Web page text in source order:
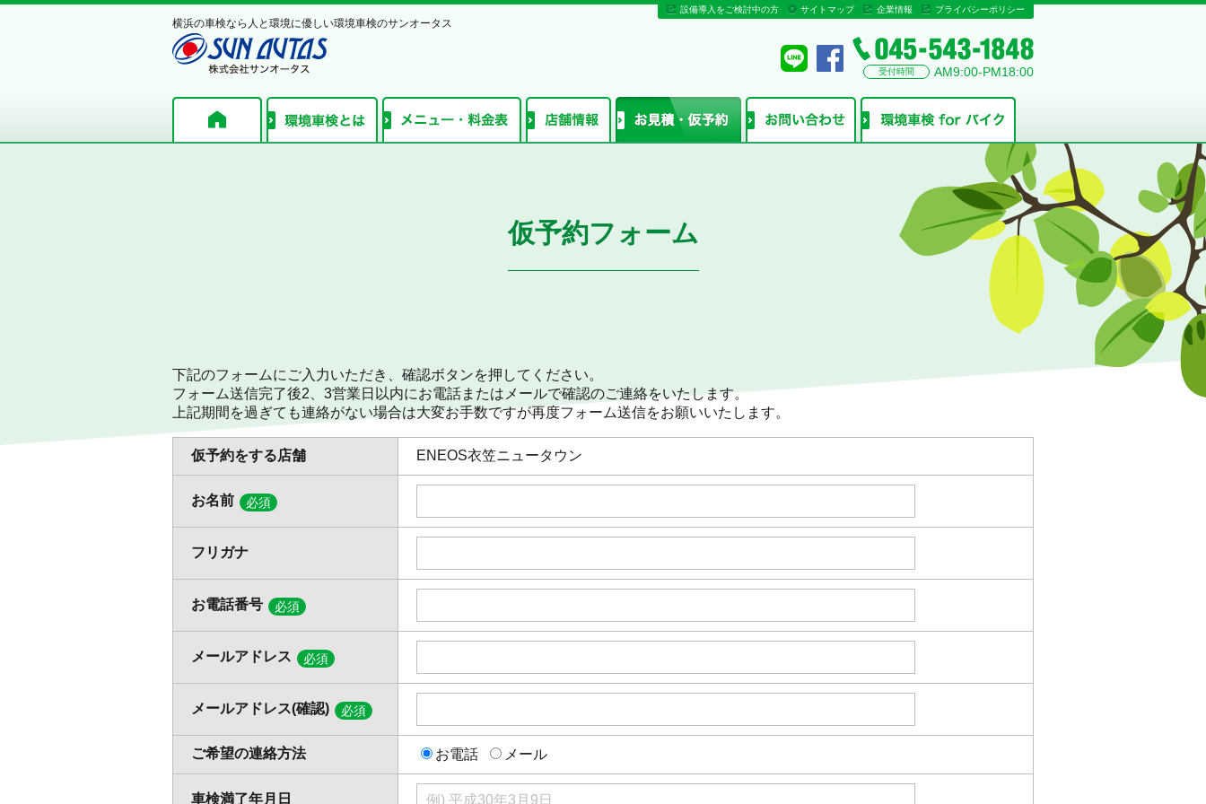
設備導入をご検討中の方 サイトマップ 企業情報 プライバシーポリシー
横浜の車検なら人と環境に優しい環境車検のサンオータス
受付時間 AM9:00-PM18:00
仮予約フォーム
下記のフォームにご入力いただき、確認ボタンを押してください。
フォーム送信完了後2、3営業日以内にお電話またはメールで確認のご連絡をいたします。
上記期間を過ぎても連絡がない場合は大変お手数ですが再度フォーム送信をお願いいたします。
仮予約をする店舗 ENEOS衣笠ニュータウン
お名前 必須
フリガナ
お電話番号 必須
メールアドレス 必須
メールアドレス(確認) 必須
ご希望の連絡方法 お電話 メール
車検満了年月日